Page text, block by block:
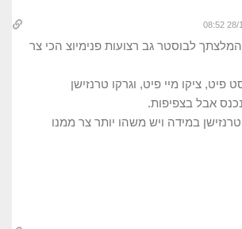
לבוסטר גב רצועות פנימיוצ הכי צר
פיט, ציקו מיי פיט, וגרקו טרנזישן
אבל בצפיפות.
במידה ויש משהו יותר צר ממנו